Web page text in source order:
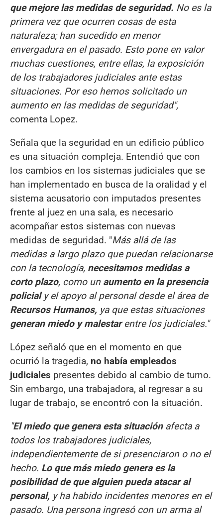
que mejore las medidas de seguridad. No es la
primera vez que ocurren cosas de esta
naturaleza; han sucedido en menor
envergadura en el pasado. Esto pone en valor
muchas cuestiones, entre ellas, la exposición
de los trabajadores judiciales ante estas
situaciones. Por eso hemos solicitado un
aumento en las medidas de seguridad",
comenta Lopez.
Señala que la seguridad en un edificio público
es una situación compleja. Entendió que con
los cambios en los sistemas judiciales que se
han implementado en busca de la oralidad y el
sistema acusatorio con imputados presentes
frente al juez en una sala, es necesario
acompañar estos sistemas con nuevas
medidas de seguridad. "Más allá de las
medidas a largo plazo que puedan relacionarse
con la tecnología, necesitamos medidas a
corto plazo, como un aumento en la presencia
policialy el apoyo al personal desde el área de
Recursos Humanos, ya que estas situaciones
generan miedo y malestarentre los judiciales."
López señaló que en el momento en que
ocurrió la tragedia, no había empleados
judiciales presentes debido al cambio de turno.
Sin embargo, una trabajadora, al regresar a su
lugar de trabajo, se encontró con la situación.
"El miedo que genera esta situaciónafecta a
todos los trabajadores judiciales,
independientemente de si presenciaron o no el
hecho. Lo que más miedo genera es la
posibilidad de que alguien pueda atacar al
personal, y ha habido incidentes menores en el
pasado. Una persona ingresó con un arma al